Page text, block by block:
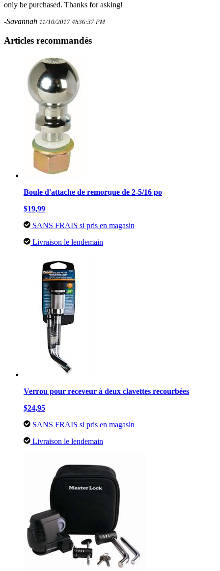
only be purchased. Thanks for asking!
-Savannah 11/10/2017 4h36:37 PM
Articles recommandés
Boule d'attache de remorque de 2-5/16 po
$19,99
SANS FRAIS si pris en magasin
Livraison le lendemain
Verrou pour receveur à deux clavettes recourbées
$24,95
SANS FRAIS si pris en magasin
Livraison le lendemain